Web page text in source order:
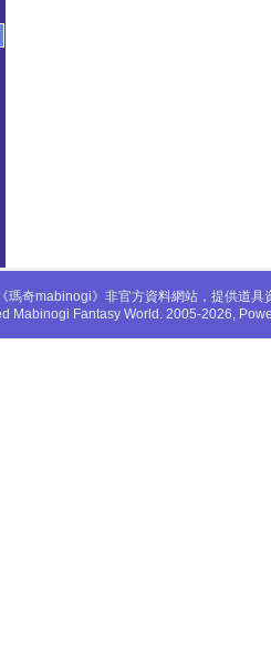
瑪奇mabinogi》非官方資料網站，提供道
Mabinogi Fantasy World. 2005-2026,